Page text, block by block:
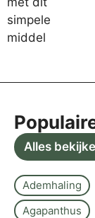
Alles
Ademhaling
Agapanthus